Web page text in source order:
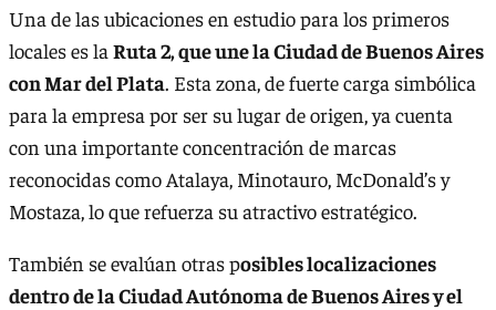
Una de las ubicaciones en estudio para los primeros
locales es la Ruta 2, que une la Ciudad de Buenos Aires
con Mar del Plata. Esta zona, de fuerte carga simbólica
para la empresa por ser su lugar de origen, ya cuenta
con una importante concentración de marcas
reconocidas como Atalaya, Minotauro, McDonald’s y
Mostaza, lo que refuerza su atractivo estratégico.
También se evalúan otras posibles localizaciones
dentro de la Ciudad Autónoma de Buenos Aires y el